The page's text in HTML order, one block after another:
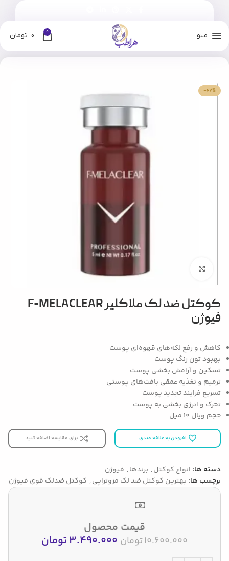
منو 0
0 تومان
فیوژن
-67%
بزرگنمایی تصویر
کوکتل ضد لک ملاکلیر F-MELACLEAR
فیوژن
کاهش و رفع لکه‌های قهوه‌ای پوست
بهبود تون رنگ پوست
تسکین و آرامش بخشی پوست
ترمیم و تغذیه عمقی بافت‌های پوستی
تسریع فرایند تجدید پوست
تحرک و انرژی بخشی به پوست
حجم ویال 10 میل
افزودن به علاقه مندی برای مقایسه اضافه کنید
دسته ها: انواع کوکتل, برندها, فیوژن
برچسب ها: بهترین کوکتل ضد لک مزوتراپی, کوکتل ضدلک قوی فیوژن
قیمت محصول
10.600.000تومان 3.490.000تومان